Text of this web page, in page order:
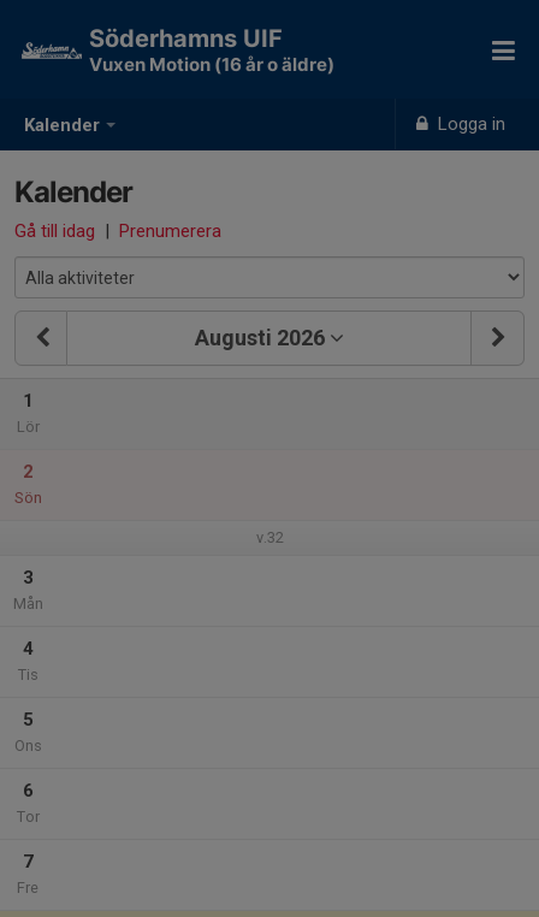
Kalender Logga in
Söderhamns UIF
Vuxen Motion (16 år o äldre)
Kalender
Gå till idag | Prenumerera
Augusti 2026
1
Lör
2
Sön
v.32
3
Mån
4
Tis
5
Ons
6
Tor
7
Fre